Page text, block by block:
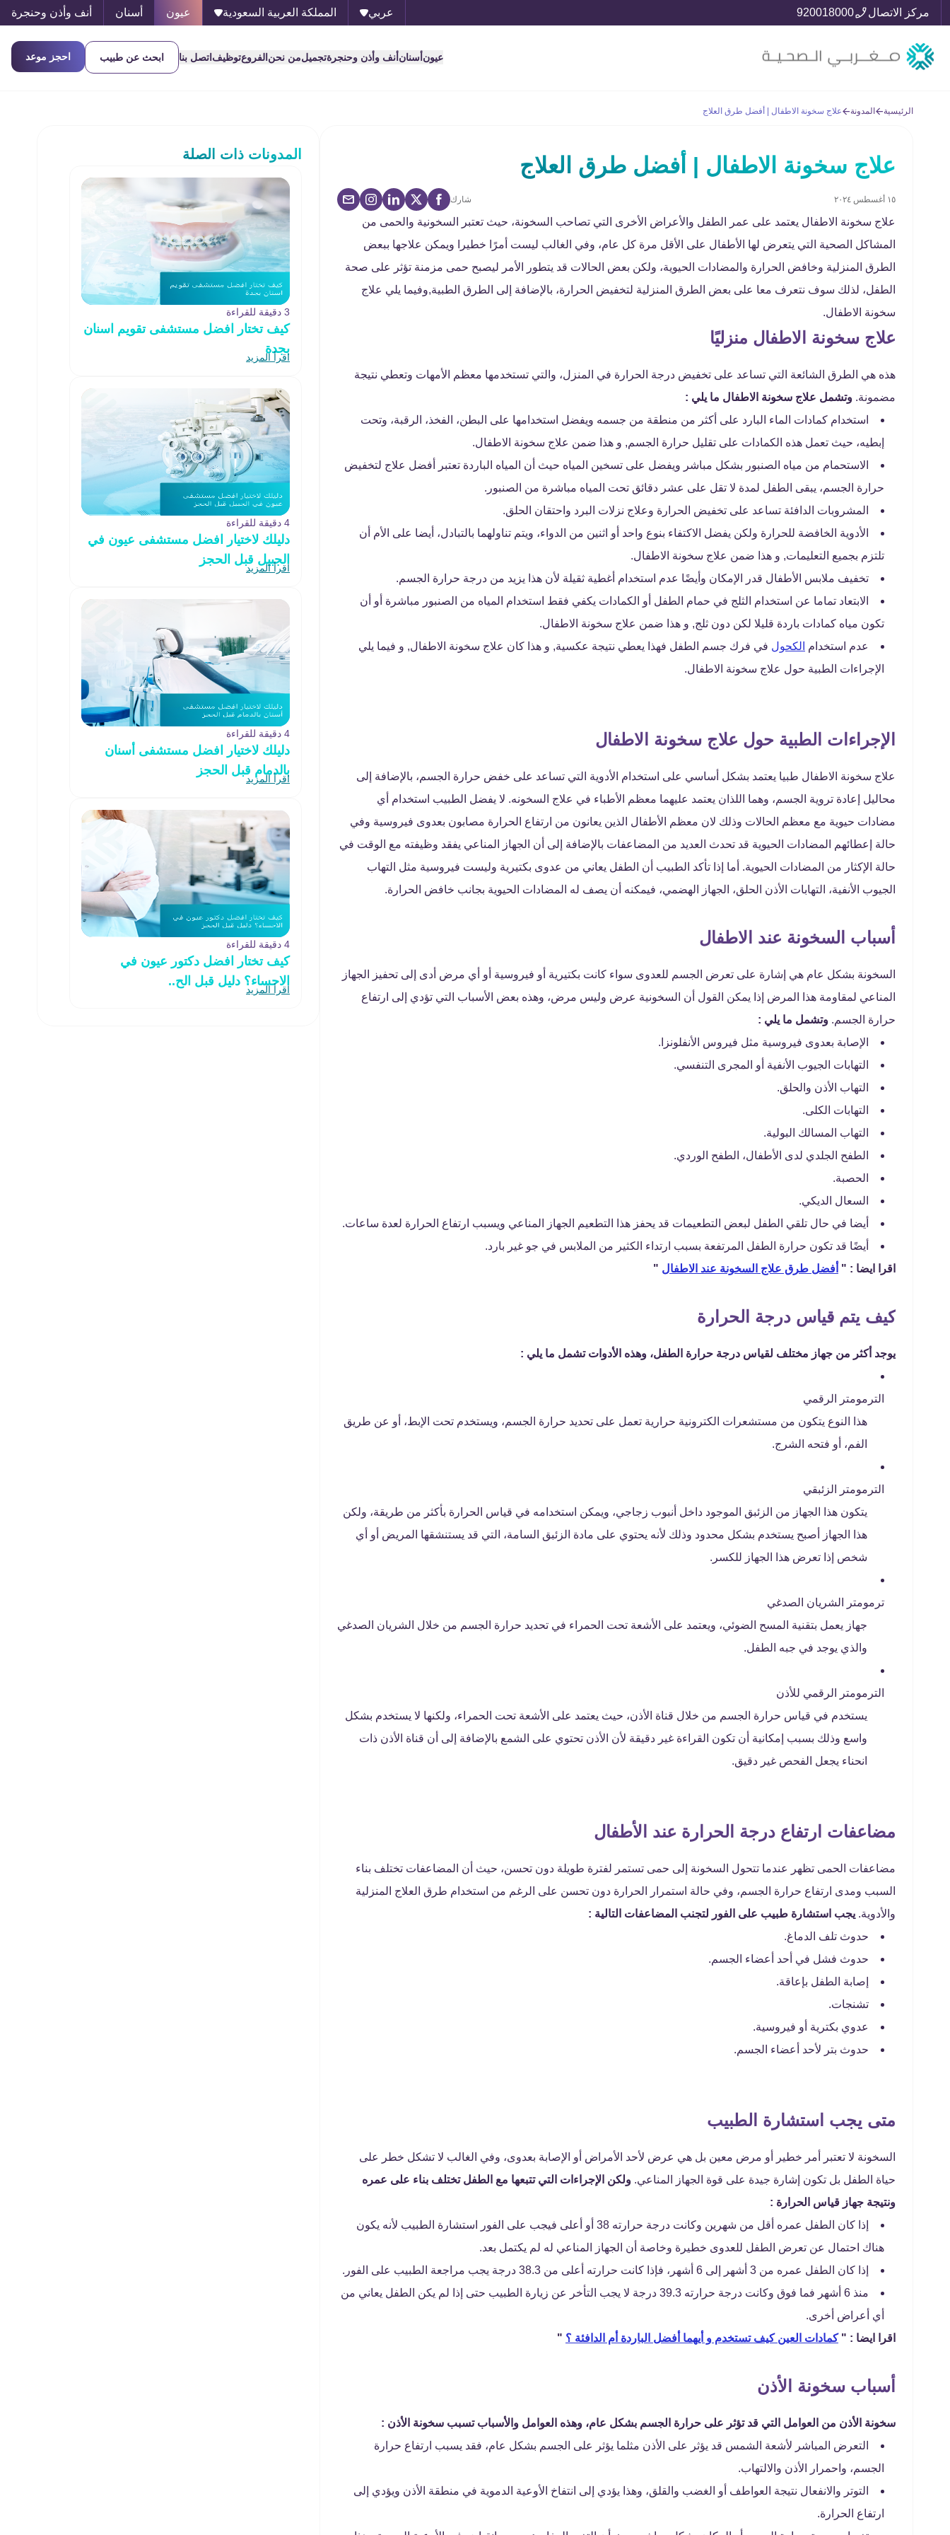
مركز الاتصال 920018000 عربي المملكة العربية السعودية عيون أسنان أنف وأذن وحنجرة
عيون أسنان أنف وأذن وحنجرةتجميلمن نحن الفروعتوظيف اتصل بنا ابحث عن طبيب احجز موعد
الرئيسية المدونة علاج سخونة الاطفال | أفضل طرق العلاج
علاج سخونة الاطفال | أفضل طرق العلاج
١٥ أغسطس ٢٠٢٤ شارك
علاج سخونة الاطفال يعتمد على عمر الطفل والأعراض الأخرى التي تصاحب السخونة، حيث تعتبر السخونية والحمى من
المشاكل الصحية التي يتعرض لها الأطفال على الأقل مرة كل عام، وفي الغالب ليست أمرًا خطيرا ويمكن علاجها ببعض
الطرق المنزلية وخافض الحرارة والمضادات الحيوية، ولكن بعض الحالات قد يتطور الأمر ليصبح حمى مزمنة تؤثر على صحة
الطفل، لذلك سوف نتعرف معا على بعض الطرق المنزلية لتخفيض الحرارة، بالإضافة إلى الطرق الطبية,وفيما يلي علاج
سخونة الاطفال.
علاج سخونة الاطفال منزليًا
هذه هي الطرق الشائعة التي تساعد على تخفيض درجة الحرارة في المنزل، والتي تستخدمها معظم الأمهات وتعطي نتيجة
مضمونة. وتشمل علاج سخونة الاطفال ما يلي :
استخدام كمادات الماء البارد على أكثر من منطقة من جسمه ويفضل استخدامها على البطن، الفخذ، الرقبة، وتحت
إبطيه، حيث تعمل هذه الكمادات على تقليل حرارة الجسم, و هذا ضمن علاج سخونة الاطفال.
الاستحمام من مياه الصنبور بشكل مباشر ويفضل على تسخين المياه حيث أن المياه الباردة تعتبر أفضل علاج لتخفيض
حرارة الجسم، يبقى الطفل لمدة لا تقل على عشر دقائق تحت المياه مباشرة من الصنبور.
المشروبات الدافئة تساعد على تخفيض الحرارة وعلاج نزلات البرد واحتقان الحلق.
الأدوية الخافضة للحرارة ولكن يفضل الاكتفاء بنوع واحد أو اثنين من الدواء، ويتم تناولهما بالتبادل، أيضا على الأم أن
تلتزم بجميع التعليمات, و هذا ضمن علاج سخونة الاطفال.
تخفيف ملابس الأطفال قدر الإمكان وأيضًا عدم استخدام أغطية ثقيلة لأن هذا يزيد من درجة حرارة الجسم.
الابتعاد تماما عن استخدام الثلج في حمام الطفل أو الكمادات يكفي فقط استخدام المياه من الصنبور مباشرة أو أن
تكون مياه كمادات باردة قليلا لكن دون ثلج, و هذا ضمن علاج سخونة الاطفال.
عدم استخدام الكحول في فرك جسم الطفل فهذا يعطي نتيجة عكسية, و هذا كان علاج سخونة الاطفال, و فيما يلي
الإجراءات الطبية حول علاج سخونة الاطفال.
الإجراءات الطبية حول علاج سخونة الاطفال
علاج سخونة الاطفال طبيا يعتمد بشكل أساسي على استخدام الأدوية التي تساعد على خفض حرارة الجسم، بالإضافة إلى
محاليل إعادة تروية الجسم، وهما اللذان يعتمد عليهما معظم الأطباء في علاج السخونه. لا يفضل الطبيب استخدام أي
مضادات حيوية مع معظم الحالات وذلك لان معظم الأطفال الذين يعانون من ارتفاع الحرارة مصابون بعدوى فيروسية وفي
حالة إعطائهم المضادات الحيوية قد تحدث العديد من المضاعفات بالإضافة إلى أن الجهاز المناعي يفقد وظيفته مع الوقت في
حالة الإكثار من المضادات الحيوية. أما إذا تأكد الطبيب أن الطفل يعاني من عدوى بكتيرية وليست فيروسية مثل التهاب
الجيوب الأنفية، التهابات الأذن الحلق، الجهاز الهضمي، فيمكنه أن يصف له المضادات الحيوية بجانب خافض الحرارة.
أسباب السخونة عند الاطفال
السخونة بشكل عام هي إشارة على تعرض الجسم للعدوى سواء كانت بكتيرية أو فيروسية أو أي مرض أدى إلى تحفيز الجهاز
المناعي لمقاومة هذا المرض إذا يمكن القول أن السخونية عرض وليس مرض، وهذه بعض الأسباب التي تؤدي إلى ارتفاع
حرارة الجسم. وتشمل ما يلي :
الإصابة بعدوى فيروسية مثل فيروس الأنفلونزا.
التهابات الجيوب الأنفية أو المجرى التنفسي.
التهاب الأذن والحلق.
التهابات الكلى.
التهاب المسالك البولية.
الطفح الجلدي لدى الأطفال، الطفح الوردي.
الحصبة.
السعال الديكي.
أيضا في حال تلقي الطفل لبعض التطعيمات قد يحفز هذا التطعيم الجهاز المناعي ويسبب ارتفاع الحرارة لعدة ساعات.
أيضًا قد تكون حرارة الطفل المرتفعة بسبب ارتداء الكثير من الملابس في جو غير بارد.
اقرا ايضا : " أفضل طرق علاج السخونة عند الاطفال "
كيف يتم قياس درجة الحرارة
يوجد أكثر من جهاز مختلف لقياس درجة حرارة الطفل، وهذه الأدوات تشمل ما يلي :
الترمومتر الرقمي
هذا النوع يتكون من مستشعرات الكترونية حرارية تعمل على تحديد حرارة الجسم، ويستخدم تحت الإبط، أو عن طريق
الفم، أو فتحه الشرج.
الترمومتر الزئبقي
يتكون هذا الجهاز من الزئبق الموجود داخل أنبوب زجاجي، ويمكن استخدامه في قياس الحرارة بأكثر من طريقة، ولكن
هذا الجهاز أصبح يستخدم بشكل محدود وذلك لأنه يحتوي على مادة الزئبق السامة، التي قد يستنشقها المريض أو أي
شخص إذا تعرض هذا الجهاز للكسر.
ترمومتر الشريان الصدغي
جهاز يعمل بتقنية المسح الضوئي، ويعتمد على الأشعة تحت الحمراء في تحديد حرارة الجسم من خلال الشريان الصدغي
والذي يوجد في جبه الطفل.
الترمومتر الرقمي للأذن
يستخدم في قياس حرارة الجسم من خلال قناة الأذن، حيث يعتمد على الأشعة تحت الحمراء، ولكنها لا يستخدم بشكل
واسع وذلك بسبب إمكانية أن تكون القراءة غير دقيقة لأن الأذن تحتوي على الشمع بالإضافة إلى أن قناة الأذن ذات
انحناء يجعل الفحص غير دقيق.
مضاعفات ارتفاع درجة الحرارة عند الأطفال
مضاعفات الحمى تظهر عندما تتحول السخونة إلى حمى تستمر لفترة طويلة دون تحسن، حيث أن المضاعفات تختلف بناء
السبب ومدى ارتفاع حرارة الجسم، وفي حالة استمرار الحرارة دون تحسن على الرغم من استخدام طرق العلاج المنزلية
والأدوية. يجب استشارة طبيب على الفور لتجنب المضاعفات التالية :
حدوث تلف الدماغ.
حدوث فشل في أحد أعضاء الجسم.
إصابة الطفل بإعاقة.
تشنجات.
عدوي بكترية أو فيروسية.
حدوث بتر لأحد أعضاء الجسم.
متى يجب استشارة الطبيب
السخونة لا تعتبر أمر خطير أو مرض معين بل هي عرض لأحد الأمراض أو الإصابة بعدوى، وفي الغالب لا تشكل خطر على
حياة الطفل بل تكون إشارة جيدة على قوة الجهاز المناعي. ولكن الإجراءات التي تتبعها مع الطفل تختلف بناء على عمره
ونتيجة جهاز قياس الحرارة :
إذا كان الطفل عمره أقل من شهرين وكانت درجة حرارته 38 أو أعلى فيجب على الفور استشارة الطبيب لأنه يكون
هناك احتمال عن تعرض الطفل للعدوى خطيرة وخاصة أن الجهاز المناعي له لم يكتمل بعد.
إذا كان الطفل عمره من 3 أشهر إلى 6 أشهر، فإذا كانت حرارته أعلى من 38.3 درجة يجب مراجعة الطبيب على الفور.
منذ 6 أشهر فما فوق وكانت درجة حرارته 39.3 درجة لا يجب التأخر عن زيارة الطبيب حتى إذا لم يكن الطفل يعاني من
أي أعراض أخرى.
اقرا ايضا : "كمادات العين كيف تستخدم و أيهما أفضل الباردة أم الدافئة ؟ "
أسباب سخونة الأذن
سخونة الأذن من العوامل التي قد تؤثر على حرارة الجسم بشكل عام، وهذه العوامل والأسباب تسبب سخونة الأذن :
التعرض المباشر لأشعة الشمس قد يؤثر على الأذن مثلما يؤثر على الجسم بشكل عام، فقد يسبب ارتفاع حرارة
الجسم، واحمرار الأذن والالتهاب.
التوتر والانفعال نتيجة العواطف أو الغضب والقلق، وهذا يؤدي إلى انتفاخ الأوعية الدموية في منطقة الأذن ويؤدي إلى
ارتفاع الحرارة.
المدونات ذات الصلة
3 دقيقة للقراءة
كيف تختار افضل مستشفى تقويم اسنان
بجدة
اقرأ المزيد
4 دقيقة للقراءة
دليلك لاختيار افضل مستشفى عيون في
الجبيل قبل الحجز
اقرأ المزيد
4 دقيقة للقراءة
دليلك لاختيار افضل مستشفى أسنان
بالدمام قبل الحجز
اقرأ المزيد
4 دقيقة للقراءة
كيف تختار افضل دكتور عيون في
الاحساء؟ دليل قبل الح..
اقرأ المزيد